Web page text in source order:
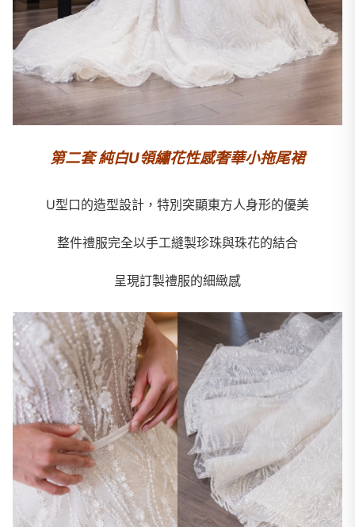
第二套 純白U領繡花性感奢華小拖尾裙
U型口的造型設計，特別突顯東方人身形的優美
整件禮服完全以手工縫製珍珠與珠花的結合
呈現訂製禮服的細緻感